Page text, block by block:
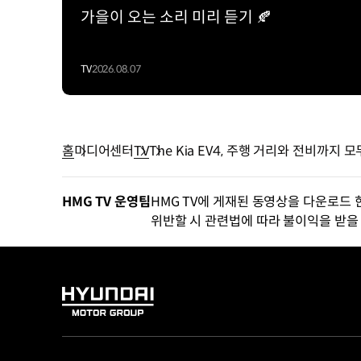
가을이 오는 소리 미리 듣기 🍂
TV2026.08.07
홈미디어센터TVThe Kia EV4, 주행 거리와 전비까지 모
HMG TV 운영팀HMG TV에 게재된 동영상을 다운로드
위반할 시 관련법에 따라 불이익을 받
HYUNDAI
GROUP